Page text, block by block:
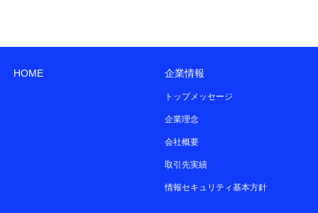
る委託契約を締結します。
目的の通知、開示、訂正、追加又は削除、
利用の停止、消去又は第三者への提供の停
止を求められた場合は、これに応じます。
g) 個人情報の提供の任意性
個人情報の提供は任意です。ご提供いただ
HOME 企業情報
トップメッセージ
企業理念
会社概要
取引先実績
情報セキュリティ基本方針